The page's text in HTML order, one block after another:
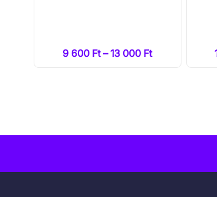
9 600 Ft – 13 000 Ft